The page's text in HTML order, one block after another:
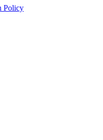
Policy